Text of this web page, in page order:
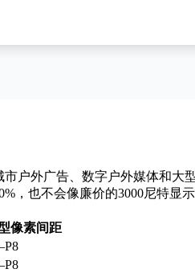
外广告、数字户外媒体和大
，也不会像廉价的3000尼特显
像素间距